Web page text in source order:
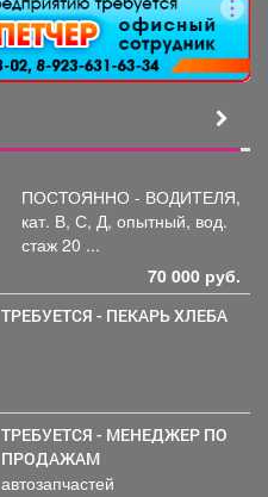
ПОСТОЯННО - ВОДИТЕЛЯ,
кат. В, С, Д, опытный, вод.
стаж 20 ...
70 000 руб.
ТРЕБУЕТСЯ - ПЕКАРЬ ХЛЕБА
ТРЕБУЕТСЯ - МЕНЕДЖЕР ПО
ПРОДАЖАМ
автозапчастей